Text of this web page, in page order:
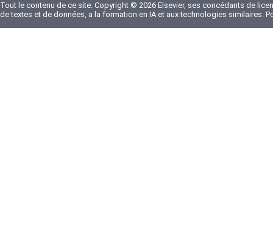
Tout le contenu de ce site: Copyright © 2026 Elsevier, ses concédants de
de textes et de données, a la formation en IA et aux technologies similaires.